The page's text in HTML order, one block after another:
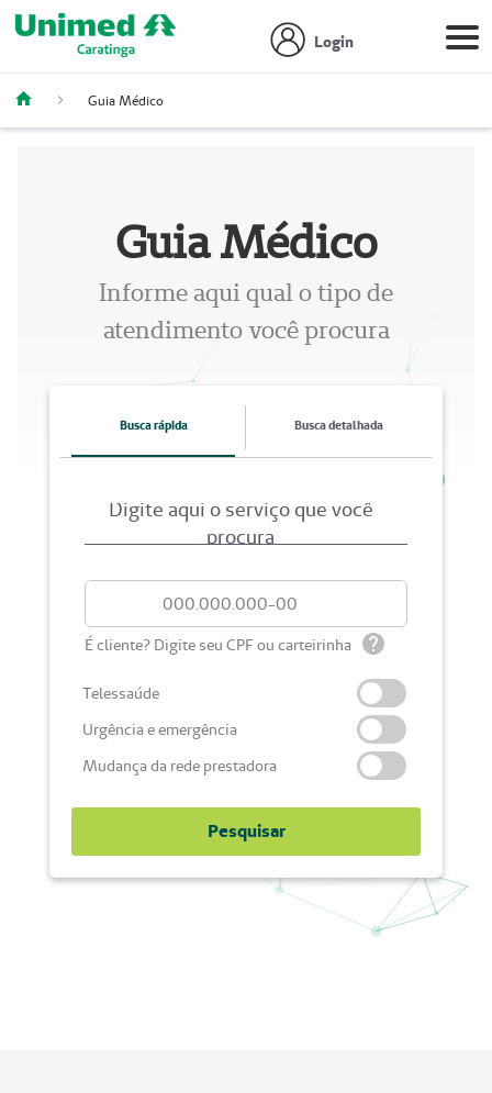
Login
Guia Médico
Guia Médico
Informe aqui qual o tipo de
atendimento você procura
Busca rápida Busca detalhada
Digite aqui o serviço que você
procura
É cliente? Digite seu CPF ou carteirinha
Telessaúde
Urgência e emergência
Mudança da rede prestadora
Pesquisar